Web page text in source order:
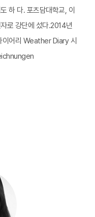
하 다. 포츠담대학교, 이
로 강단에 섰다.2014년
이어리 Weather Diary 시